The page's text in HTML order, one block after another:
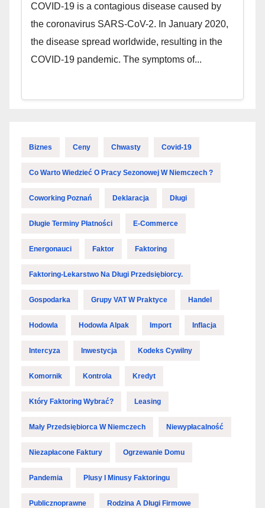
COVID-19 is a contagious disease caused by
the coronavirus SARS-CoV-2. In January 2020,
the disease spread worldwide, resulting in the
COVID-19 pandemic. The symptoms of...
Biznes Ceny Chwasty Covid-19
Co Warto Wiedzieć O Pracy Sezonowej W Niemczech ?
Coworking Poznań Deklaracja Długi
Długie Terminy Płatności E-Commerce
Energonauci Faktor Faktoring
Faktoring-Lekarstwo Na Długi Przedsiębiorcy.
Gospodarka Grupy VAT W Praktyce Handel
Hodowla Hodowla Alpak Import Inflacja
Intercyza Inwestycja Kodeks Cywilny
Komornik Kontrola Kredyt
Który Faktoring Wybrać? Leasing
Mały Przedsiębiorca W Niemczech Niewypłacalność
Niezapłacone Faktury Ogrzewanie Domu
Pandemia Plusy I Minusy Faktoringu
Publicznoprawne Rodzina A Długi Firmowe